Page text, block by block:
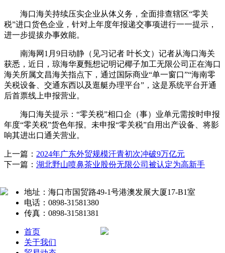
海口海关持续压实企业从体义务，全面排查辖区“零关
税”进口货色企业，针对上年度年报递交事项进行一一提示，
进一步提拔办事效能。
南海网1月9日动静（见习记者 叶长文）记者从海口海关
获悉，近日，琼海华夏甄想记明记椰子加工无限公司正在海口
海关所属文昌海关指点下，通过国际商业“单一窗口”“海南零
关税设备、交通东西以及逛艇办理平台”，这是系统平台开通
后首票线上申报营业。
海口海关提示：“零关税”相口企（事）业单元需按时申报
年度“零关税”货色年报。未申报“零关税”自用出产设备、将影
响其进出口通关营业。
上一篇： 2024年广东外贸规模汗青初次冲破9万亿元
下一篇： 湖北野山喷鼻茶业股份无限公司被认定为高新手
地址：海口市国贸路49-1号港澳发展大厦17-B1室
电话：0898-31581380
传真：0898-31581381
首页
关于我们